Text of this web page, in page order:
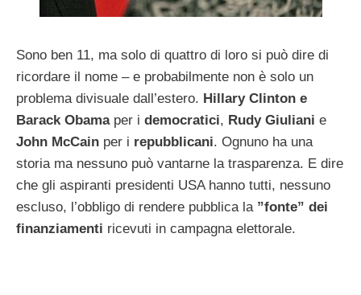
Sono ben 11, ma solo di quattro di loro si può dire di
ricordare il nome – e probabilmente non è solo un
problema divisuale dall’estero. Hillary Clinton e
Barack Obama per i democratici, Rudy Giuliani e
John McCain per i repubblicani. Ognuno ha una
storia ma nessuno può vantarne la trasparenza. E dire
che gli aspiranti presidenti USA hanno tutti, nessuno
escluso, l’obbligo di rendere pubblica la ”fonte” dei
finanziamenti ricevuti in campagna elettorale.